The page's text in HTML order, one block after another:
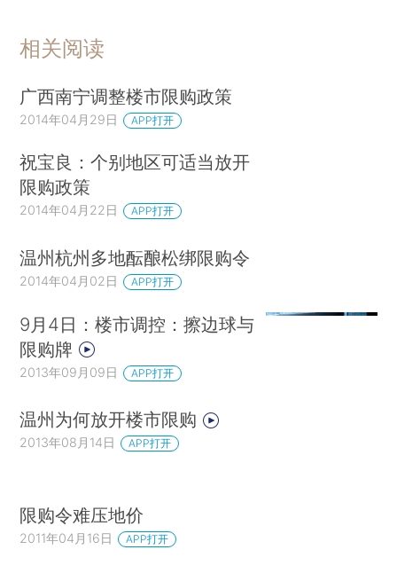
相关阅读
广西南宁调整楼市限购政策
2014年04月29日 APP打开
祝宝良：个别地区可适当放开
限购政策
2014年04月22日 APP打开
温州杭州多地酝酿松绑限购令
2014年04月02日 APP打开
9月4日：楼市调控：擦边球与
限购牌
2013年09月09日 APP打开
温州为何放开楼市限购
2013年08月14日 APP打开
限购令难压地价
2011年04月16日 APP打开